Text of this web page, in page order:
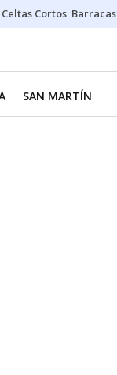
Celtas Cortos Barracas
SAN MARTÍN